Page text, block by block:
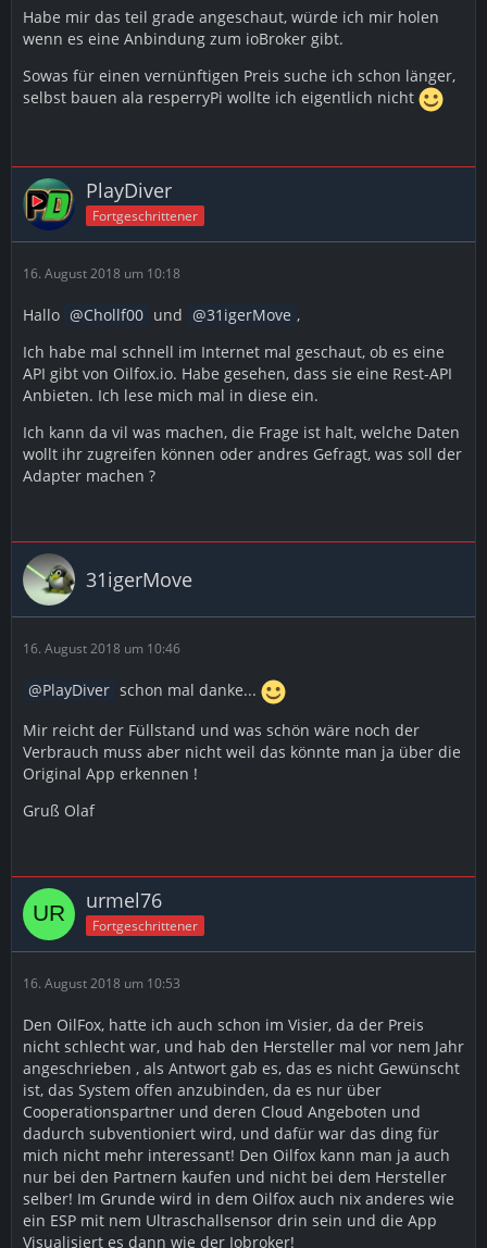
Habe mir das teil grade angeschaut, würde ich mir holen
wenn es eine Anbindung zum ioBroker gibt.
Sowas für einen vernünftigen Preis suche ich schon länger,
selbst bauen ala resperryPi wollte ich eigentlich nicht
PlayDiver
Fortgeschrittener
16. August 2018 um 10:18
Hallo Chollf00 und 31igerMove ,
Ich habe mal schnell im Internet mal geschaut, ob es eine
API gibt von Oilfox.io. Habe gesehen, dass sie eine Rest-API
Anbieten. Ich lese mich mal in diese ein.
Ich kann da vil was machen, die Frage ist halt, welche Daten
wollt ihr zugreifen können oder andres Gefragt, was soll der
Adapter machen ?
31igerMove
16. August 2018 um 10:46
PlayDiver schon mal danke...
Mir reicht der Füllstand und was schön wäre noch der
Verbrauch muss aber nicht weil das könnte man ja über die
Original App erkennen !
Gruß Olaf
urmel76
Fortgeschrittener
16. August 2018 um 10:53
Den OilFox, hatte ich auch schon im Visier, da der Preis
nicht schlecht war, und hab den Hersteller mal vor nem Jahr
angeschrieben , als Antwort gab es, das es nicht Gewünscht
ist, das System offen anzubinden, da es nur über
Cooperationspartner und deren Cloud Angeboten und
dadurch subventioniert wird, und dafür war das ding für
mich nicht mehr interessant! Den Oilfox kann man ja auch
nur bei den Partnern kaufen und nicht bei dem Hersteller
selber! Im Grunde wird in dem Oilfox auch nix anderes wie
ein ESP mit nem Ultraschallsensor drin sein und die App
Visualisiert es dann wie der Iobroker!